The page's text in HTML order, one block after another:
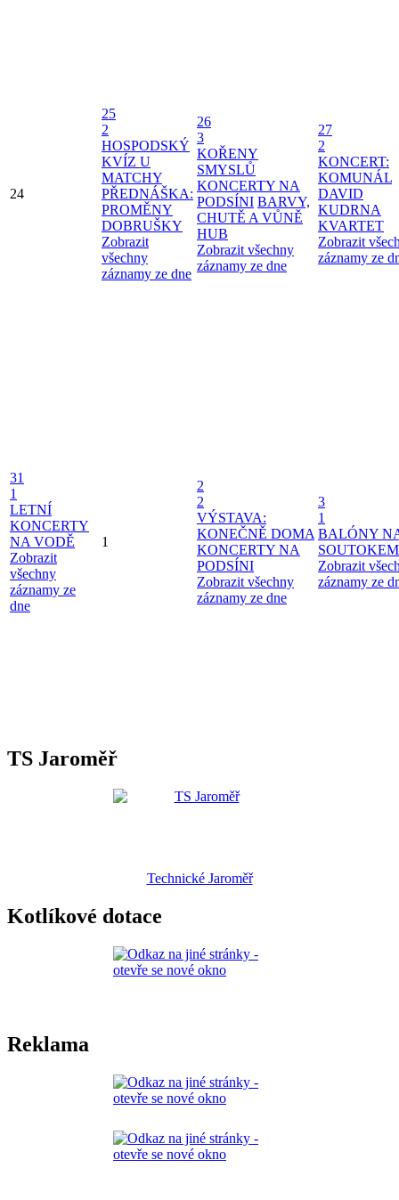
24
25
2
HOSPODSKÝ
KVÍZ U
MATCHY
PŘEDNÁŠKA:
PROMĚNY
DOBRUŠKY
Zobrazit
všechny
záznamy ze dne
26
3
KOŘENY
SMYSLŮ
KONCERTY NA
PODSÍNI BARVY,
CHUTĚ A VŮNĚ
HUB
Zobrazit všechny
záznamy ze dne
27
2
KONCERT:
KOMUNÁL
DAVID
KUDRNA
KVARTET
Zobrazit
záznamy ze
31
1
LETNÍ
KONCERTY
NA VODĚ
Zobrazit
všechny
záznamy ze
dne
1
2
2
VÝSTAVA:
KONEČNĚ DOMA
KONCERTY NA
PODSÍNI
Zobrazit všechny
záznamy ze dne
3
1
BALÓNY
SOUTOKEM
Zobrazit
záznamy ze
TS Jaroměř
Technické Jaroměř
Kotlíkové dotace
Reklama